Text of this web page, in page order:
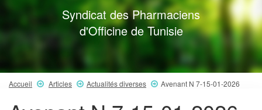
Syndicat des Pharmaciens
d'Officine de Tunisie
Accueil Articles Actualités diverses Avenant N 7-15-01-2026